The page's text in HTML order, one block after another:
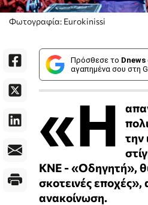
Φωτογραφία: Eurokinissi
Πρόσθεσε το Dnews
αγαπημένα σου στη
«Η
την
ΚΝΕ - «Οδηγητή»,
σκοτεινές
ανακοίνωση.